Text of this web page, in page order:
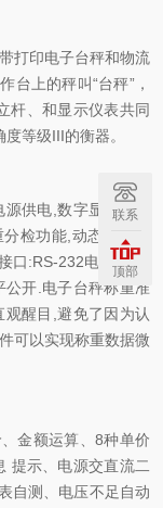
打印电子台秤和物流
台上的秤叫“台秤”，
杆、和显示仪表共同
等级III的衡器。
供电,数字显示称量
检功能,动态称重功
口:RS-232电脑接口,
开.电子台秤称重准
醒目,避免了因为认
可以实现称重数据微
金额运算、8种单价
提示、电源交直流二
自测、电压不足自动
联系
顶部